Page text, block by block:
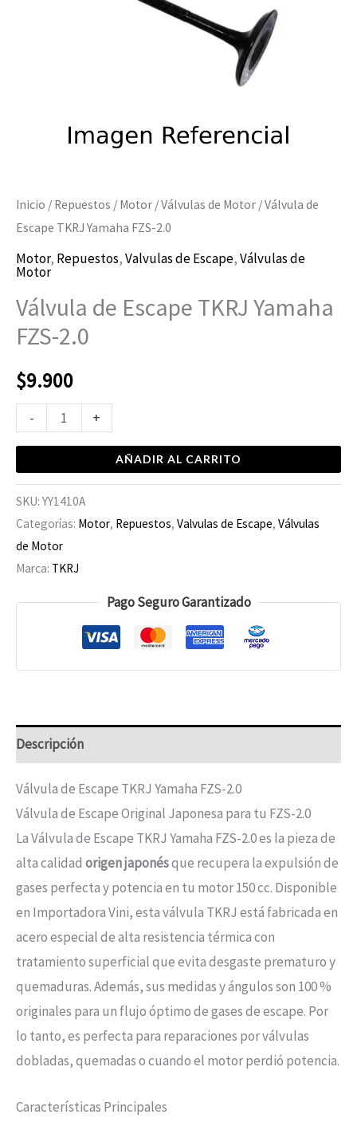
Inicio / Repuestos / Motor /Válvulas de Motor / Válvula de
Escape TKRJ Yamaha FZS-2.0
Motor, Repuestos,Valvulas de Escape,Válvulas de
Motor
Válvula de Escape TKRJ Yamaha
FZS-2.0
$9.900
- +
AÑADIR AL CARRITO
SKU: YY1410A
Categorías: Motor, Repuestos, Valvulas de Escape, Válvulas
de Motor
Marca: TKRJ
Pago Seguro Garantizado
Descripción
Válvula de Escape TKRJ Yamaha FZS-2.0
Válvula de Escape Original Japonesa para tu FZS-2.0
La Válvula de Escape TKRJ Yamaha FZS-2.0 es la pieza de
alta calidad origen japonésque recupera la expulsión de
gases perfecta y potencia en tu motor 150 cc. Disponible
en Importadora Vini, esta válvula TKRJ está fabricada en
acero especial de alta resistencia térmica con
tratamiento superficial que evita desgaste prematuro y
quemaduras. Además, sus medidas y ángulos son 100 %
originales para un flujo óptimo de gases de escape. Por
lo tanto, es perfecta para reparaciones por válvulas
dobladas, quemadas o cuando el motor perdió potencia.
Características Principales